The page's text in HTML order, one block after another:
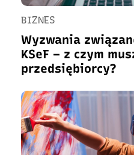
BIZNES
Wyzwania
KSeF – z czym
przedsiębiorcy?